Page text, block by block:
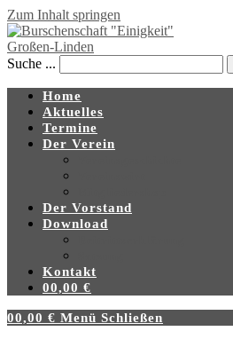
Zum Inhalt springen
Suche ...
Home
Aktuelles
Termine
Der Verein
Der Vorstand
Download
Kontakt
00,00 €
00,00 € Menü Schließen